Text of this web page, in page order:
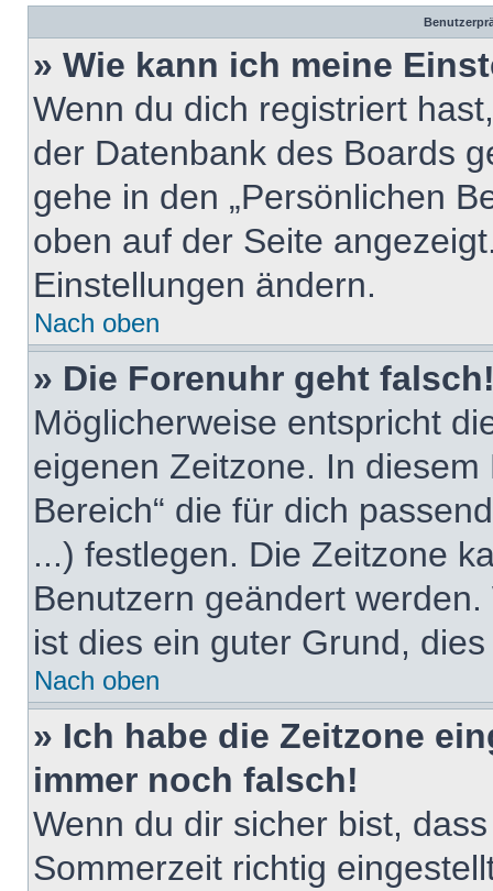
» Wie kann ich meine
Wenn du dich registriert
der Datenbank des Boards
gehe in den „Persönlichen
oben auf der Seite
Einstellungen ändern.
Nach oben
» Die Forenuhr geht
Möglicherweise entspricht
eigenen Zeitzone. In
Bereich“ die für dich
...) festlegen. Die Zeitzone
Benutzern geändert
ist dies ein guter Grund,
Nach oben
» Ich habe die Zeitzone
immer noch falsch!
Wenn du dir sicher bist,
Sommerzeit richtig